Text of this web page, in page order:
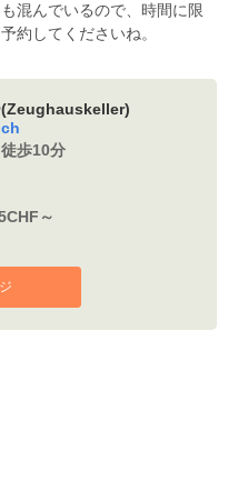
混んでいるので、時間に限
約してくださいね。
(Zeughauskeller)
歩10分
～